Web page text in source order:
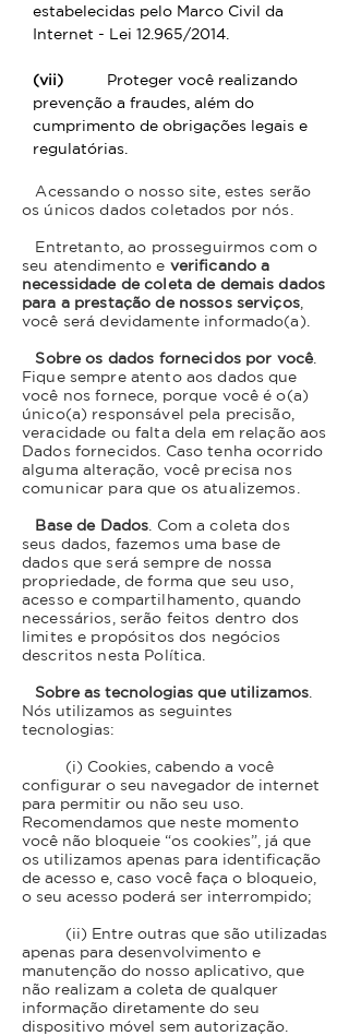
estabelecidas pelo Marco Civil da
Internet - Lei 12.965/2014.
(vii) Proteger você realizando
prevenção a fraudes, além do
cumprimento de obrigações legais e
regulatórias.
Acessando o nosso site, estes serão
os únicos dados coletados por nós.
Entretanto, ao prosseguirmos com o
seu atendimento e verificando a
necessidade de coleta de demais dados
para a prestação de nossos serviços,
você será devidamente informado(a).
Sobre os dados fornecidos por você.
Fique sempre atento aos dados que
você nos fornece, porque você é o(a)
único(a) responsável pela precisão,
veracidade ou falta dela em relação aos
Dados fornecidos. Caso tenha ocorrido
alguma alteração, você precisa nos
comunicar para que os atualizemos.
Base de Dados . Com a coleta dos
seus dados, fazemos uma base de
dados que será sempre de nossa
propriedade, de forma que seu uso,
acesso e compartilhamento, quando
necessários, serão feitos dentro dos
limites e propósitos dos negócios
descritos nesta Política.
Sobre as tecnologias que utilizamos
Nós utilizamos as seguintes
tecnologias:
(i) Cookies, cabendo a você
configurar o seu navegador de internet
para permitir ou não seu uso.
Recomendamos que neste momento
você não bloqueie “os cookies”, já que
os utilizamos apenas para identificação
de acesso e, caso você faça o bloqueio,
o seu acesso poderá ser interrompido;
(ii) Entre outras que são utilizadas
apenas para desenvolvimento e
manutenção do nosso aplicativo, que
não realizam a coleta de qualquer
informação diretamente do seu
dispositivo móvel sem autorização.